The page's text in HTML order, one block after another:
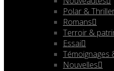
Polar &
Romans
Terroir &
Essai
Témoignages
Nouvelles